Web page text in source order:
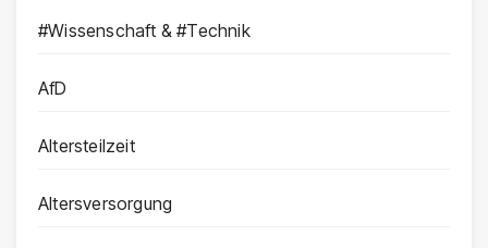
#Wissenschaft & #Technik
AfD
Altersteilzeit
Altersversorgung